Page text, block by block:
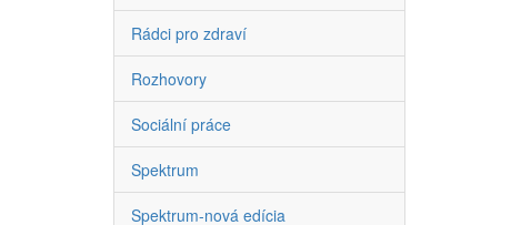
Rádci pro zdraví
Rozhovory
Sociální práce
Spektrum
Spektrum-nová edícia